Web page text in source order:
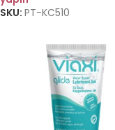
SKU: PT-KC510